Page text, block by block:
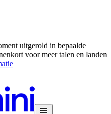
uitgerold in bepaalde
voor meer talen en landen